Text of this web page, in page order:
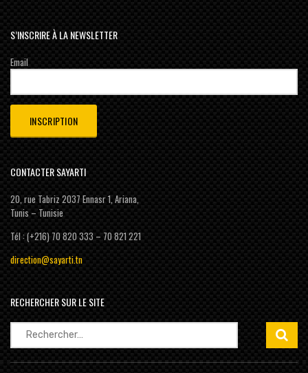
S’INSCRIRE À LA NEWSLETTER
Email
CONTACTER SAYARTI
20, rue Tabriz 2037 Ennasr 1, Ariana,
Tunis – Tunisie
Tél : (+216) 70 820 333 – 70 821 221
direction@sayarti.tn
RECHERCHER SUR LE SITE
Rechercher :